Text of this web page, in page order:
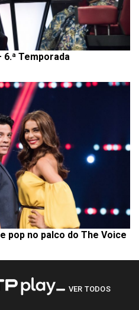
6.ª Temporada
pop no palco do The Voice
VER TODOS